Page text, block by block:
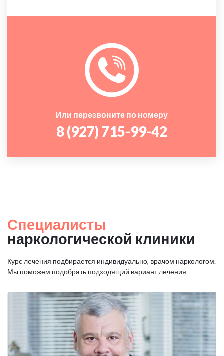
Или перезвоните по номеру
8 (927) 715-99-42
Специалисты
наркологической клиники
Курс лечения подбирается индивидуально, врачом наркологом.
Мы поможем подобрать подходящий вариант лечения